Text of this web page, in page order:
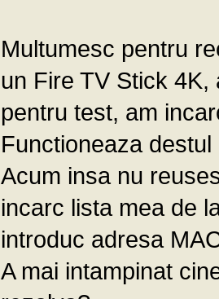
Multumesc pentru
un Fire TV Stick
pentru test, am
Functioneaza destul
Acum insa nu
incarc lista mea de
introduc adresa
A mai intampinat